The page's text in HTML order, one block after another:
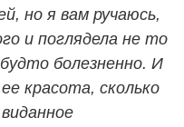
но я вам ручаюсь,
и поглядела не то
болезненно. И
красота, сколько